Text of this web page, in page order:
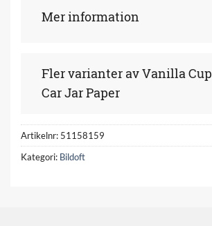
Mer information
Fler varianter av Vanilla
Car Jar Paper
Artikelnr: 51158159
Kategori: Bildoft